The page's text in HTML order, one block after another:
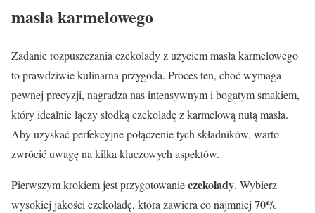
masła karmelowego
Zadanie rozpuszczania czekolady z użyciem masła karmelowego
to prawdziwie kulinarna przygoda. Proces ten, choć wymaga
pewnej precyzji, nagradza nas intensywnym i bogatym smakiem,
który idealnie łączy słodką czekoladę z karmelową nutą masła.
Aby uzyskać perfekcyjne połączenie tych składników, warto
zwrócić uwagę na kilka kluczowych aspektów.
Pierwszym krokiem jest przygotowanieczekolady. Wybierz
wysokiej jakości czekoladę, która zawiera co najmniej 70%